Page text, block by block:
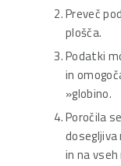
Preveč
plošča.
Podatki
in
»globino.
Poročila
dosegljiva
in na